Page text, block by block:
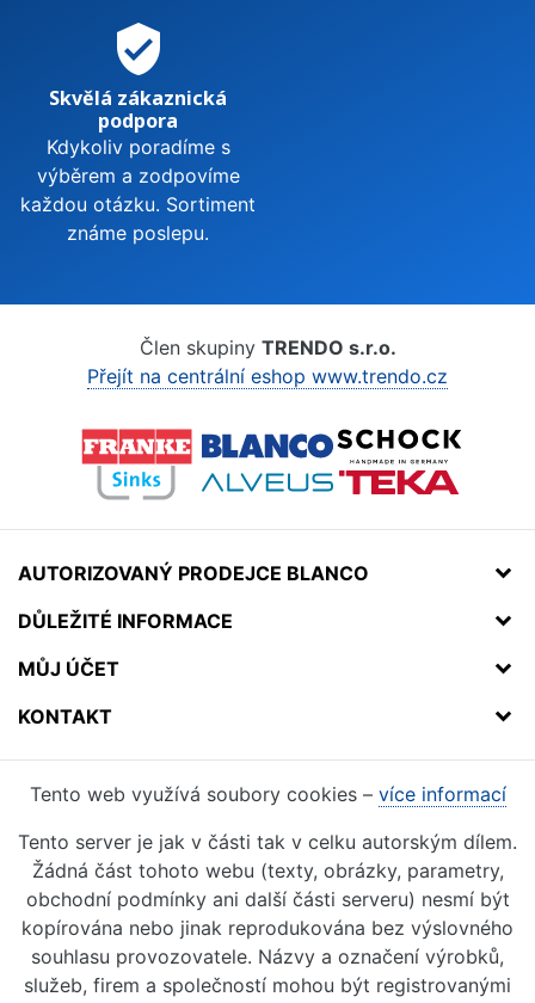
verified_user
Skvělá zákaznická
podpora
Kdykoliv poradíme s
výběrem a zodpovíme
každou otázku. Sortiment
známe poslepu.
Člen skupiny TRENDO s.r.o.
Přejít na centrální eshop www.trendo.cz
AUTORIZOVANÝ PRODEJCE BLANCO
DŮLEŽITÉ INFORMACE
MŮJ ÚČET
KONTAKT
Tento web využívá soubory cookies – více informací
Tento server je jak v části tak v celku autorským dílem.
Žádná část tohoto webu (texty, obrázky, parametry,
obchodní podmínky ani další části serveru) nesmí být
kopírována nebo jinak reprodukována bez výslovného
souhlasu provozovatele. Názvy a označení výrobků,
služeb, firem a společností mohou být registrovanými